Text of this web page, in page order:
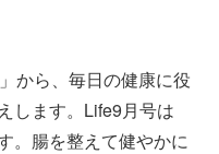
から、毎日の健康に役
します。Life9月号は
。腸を整えて健やかに